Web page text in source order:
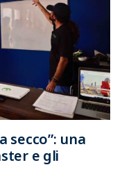
secco”: una
e gli